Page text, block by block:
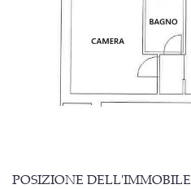
POSIZIONE DELL'IMMOBILE